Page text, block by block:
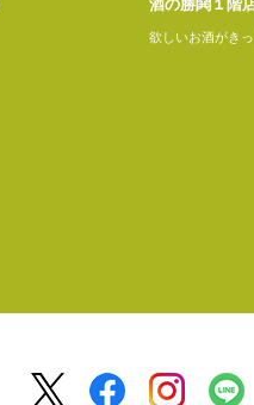
欲しいお酒がき